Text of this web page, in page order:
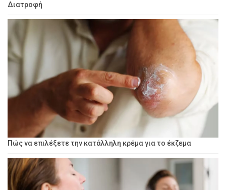
Διατροφή
Πώς να επιλέξετε την κατάλληλη κρέμα για το έκζεμα